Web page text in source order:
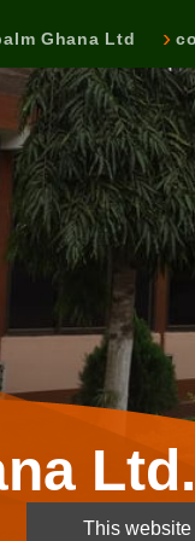
Ghana Ltd
Ltd.
This